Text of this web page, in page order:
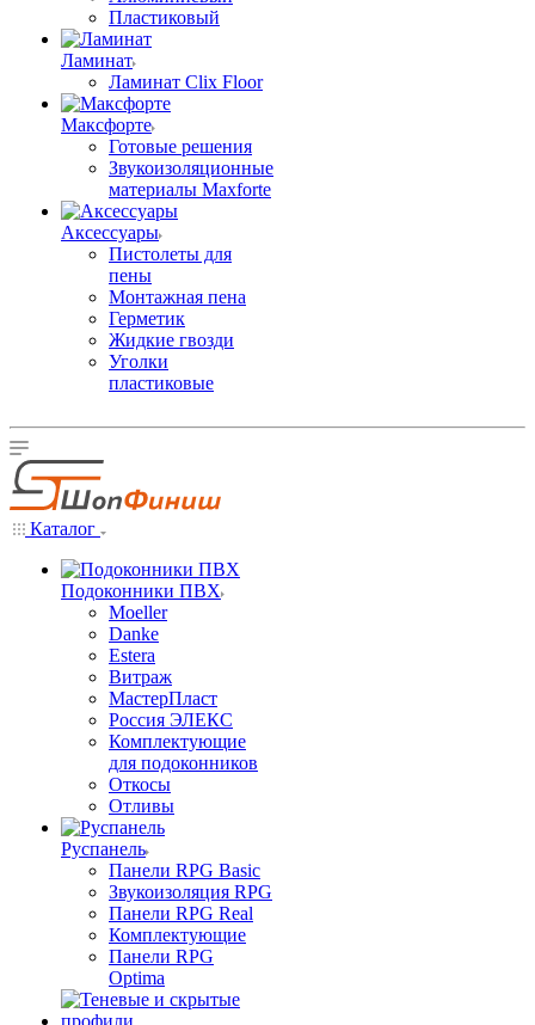
Пластиковый
Ламинат
Ламинат Clix Floor
Максфорте
Готовые решения
Звукоизоляционные
материалы Maxforte
Аксессуары
Пистолеты для
пены
Монтажная пена
Герметик
Жидкие гвозди
Уголки
пластиковые
Каталог
Подоконники ПВХ
Moeller
Danke
Estera
Витраж
МастерПласт
Россия ЭЛЕКС
Комплектующие
для подоконников
Откосы
Отливы
Руспанель
Панели RPG Basic
Звукоизоляция RPG
Панели RPG Real
Комплектующие
Панели RPG
Optima